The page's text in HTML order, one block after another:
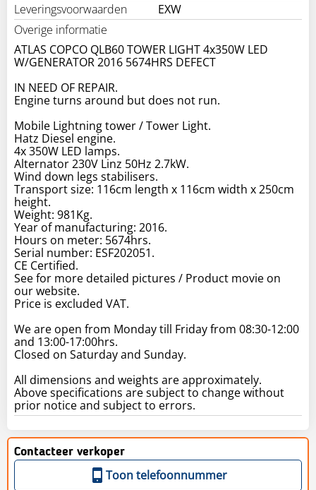
Leveringsvoorwaarden
EXW
Overige informatie
ATLAS COPCO QLB60 TOWER LIGHT 4x350W LED
W/GENERATOR 2016 5674HRS DEFECT
IN NEED OF REPAIR.
Engine turns around but does not run.
Mobile Lightning tower / Tower Light.
Hatz Diesel engine.
4x 350W LED lamps.
Alternator 230V Linz 50Hz 2.7kW.
Wind down legs stabilisers.
Transport size: 116cm length x 116cm width x 250cm
height.
Weight: 981Kg.
Year of manufacturing: 2016.
Hours on meter: 5674hrs.
Serial number: ESF202051.
CE Certified.
See for more detailed pictures / Product movie on
our website.
Price is excluded VAT.
We are open from Monday till Friday from 08:30-12:00
and 13:00-17:00hrs.
Closed on Saturday and Sunday.
All dimensions and weights are approximately.
Above specifications are subject to change without
prior notice and subject to errors.
Contacteer verkoper
Toon telefoonnummer